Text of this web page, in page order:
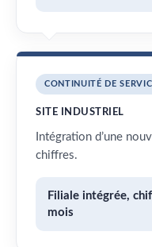
CONTINUITÉ DE
SITE INDUSTRIEL
Intégration d’une
chiffres.
Filiale intégrée,
mois